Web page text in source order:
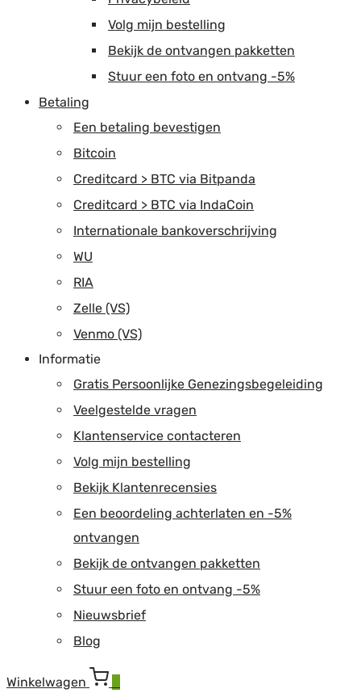
Volg mijn bestelling
Bekijk de ontvangen pakketten
Stuur een foto en ontvang -5%
Betaling
Een betaling bevestigen
Bitcoin
Creditcard > BTC via Bitpanda
Creditcard > BTC via IndaCoin
Internationale bankoverschrijving
WU
RIA
Zelle (VS)
Venmo (VS)
Informatie
Gratis Persoonlijke Genezingsbegeleiding
Veelgestelde vragen
Klantenservice contacteren
Volg mijn bestelling
Bekijk Klantenrecensies
Een beoordeling achterlaten en -5%
ontvangen
Bekijk de ontvangen pakketten
Stuur een foto en ontvang -5%
Nieuwsbrief
Blog
Winkelwagen